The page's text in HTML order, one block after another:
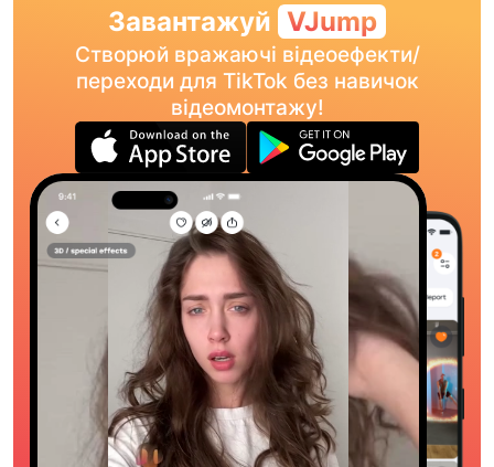
Завантажуй VJump
Створюй вражаючі відеоефекти/
переходи для TikTok без навичок
відеомонтажу!